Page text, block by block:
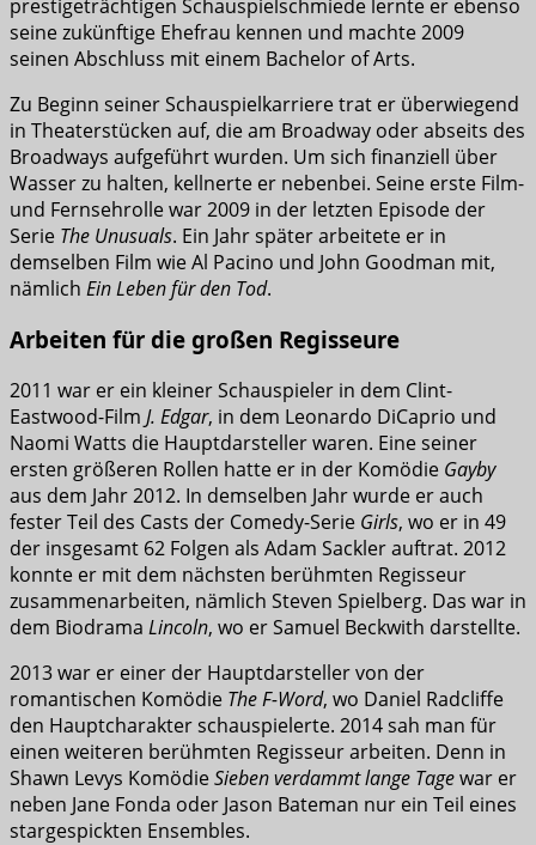
prestigeträchtigen Schauspielschmiede lernte er ebenso
seine zukünftige Ehefrau kennen und machte 2009
seinen Abschluss mit einem Bachelor of Arts.
Zu Beginn seiner Schauspielkarriere trat er überwiegend
in Theaterstücken auf, die am Broadway oder abseits des
Broadways aufgeführt wurden. Um sich finanziell über
Wasser zu halten, kellnerte er nebenbei. Seine erste Film-
und Fernsehrolle war 2009 in der letzten Episode der
Serie The Unusuals. Ein Jahr später arbeitete er in
demselben Film wie Al Pacino und John Goodman mit,
nämlich Ein Leben für den Tod.
Arbeiten für die großen Regisseure
2011 war er ein kleiner Schauspieler in dem Clint-
Eastwood-Film J. Edgar, in dem Leonardo DiCaprio und
Naomi Watts die Hauptdarsteller waren. Eine seiner
ersten größeren Rollen hatte er in der Komödie Gayby
aus dem Jahr 2012. In demselben Jahr wurde er auch
fester Teil des Casts der Comedy-Serie Girls, wo er in 49
der insgesamt 62 Folgen als Adam Sackler auftrat. 2012
konnte er mit dem nächsten berühmten Regisseur
zusammenarbeiten, nämlich Steven Spielberg. Das war in
dem Biodrama Lincoln, wo er Samuel Beckwith darstellte.
2013 war er einer der Hauptdarsteller von der
romantischen Komödie The F-Word, wo Daniel Radcliffe
den Hauptcharakter schauspielerte. 2014 sah man für
einen weiteren berühmten Regisseur arbeiten. Denn in
Shawn Levys KomödieSieben verdammt lange Tagewar er
neben Jane Fonda oder Jason Bateman nur ein Teil eines
stargespickten Ensembles.